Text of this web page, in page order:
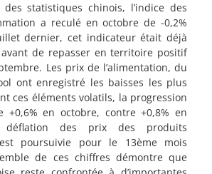
statistiques chinois, l’indice des
a reculé en octobre de -0,2%
dernier, cet indicateur était déjà
de repasser en territoire positif
Les prix de l’alimentation, du
ont enregistré les baisses les plus
ces éléments volatils, la progression
en octobre, contre +0,8% en
déflation des prix des produits
poursuivie pour le 13ème mois
de ces chiffres démontre que